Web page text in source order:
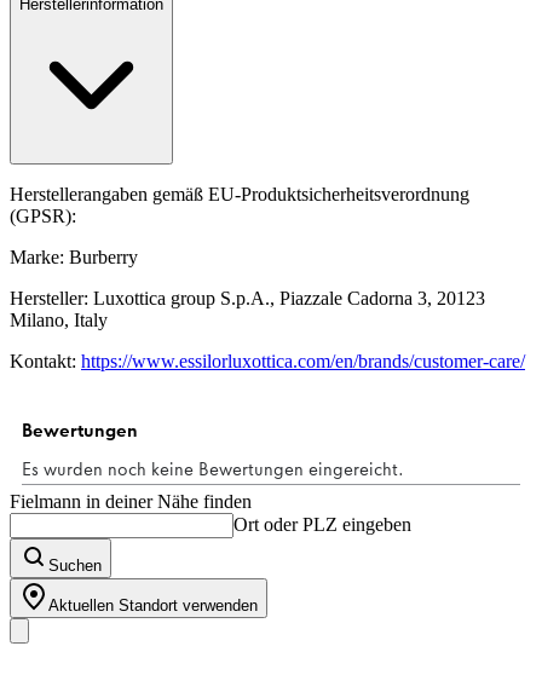
Herstellerinformation
Herstellerangaben gemäß EU-Produktsicherheitsverordnung
(GPSR):
Marke: Burberry
Hersteller: Luxottica group S.p.A., Piazzale Cadorna 3, 20123
Milano, Italy
Kontakt: https://www.essilorluxottica.com/en/brands/customer-care/
Fielmann in deiner Nähe finden
Ort oder PLZ eingeben
Suchen
Aktuellen Standort verwenden